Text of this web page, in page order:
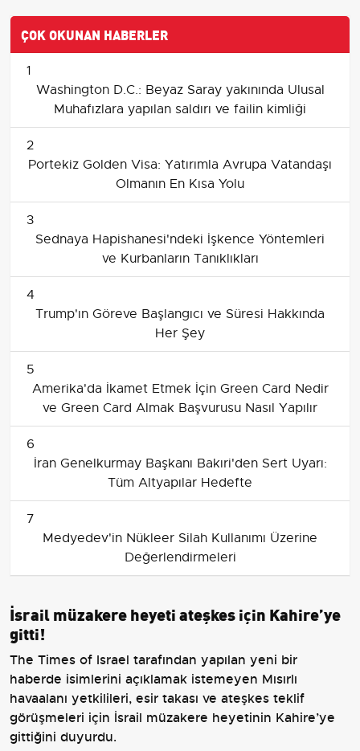
ÇOK OKUNAN HABERLER
1
Washington D.C.: Beyaz Saray yakınında Ulusal
Muhafızlara yapılan saldırı ve failin kimliği
2
Portekiz Golden Visa: Yatırımla Avrupa Vatandaşı
Olmanın En Kısa Yolu
3
Sednaya Hapishanesi'ndeki İşkence Yöntemleri
ve Kurbanların Tanıklıkları
4
Trump'ın Göreve Başlangıcı ve Süresi Hakkında
Her Şey
5
Amerika'da İkamet Etmek İçin Green Card Nedir
ve Green Card Almak Başvurusu Nasıl Yapılır
6
İran Genelkurmay Başkanı Bakıri'den Sert Uyarı:
Tüm Altyapılar Hedefte
7
Medyedev'in Nükleer Silah Kullanımı Üzerine
Değerlendirmeleri
İsrail müzakere heyeti ateşkes için Kahire’ye
gitti!
The Times of Israel tarafından yapılan yeni bir
haberde isimlerini açıklamak istemeyen Mısırlı
havaalanı yetkilileri, esir takası ve ateşkes teklif
görüşmeleri için İsrail müzakere heyetinin Kahire’ye
gittiğini duyurdu.